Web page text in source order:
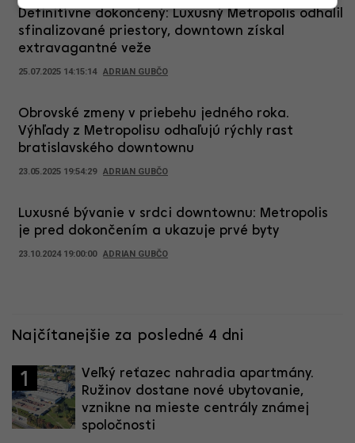
Definitívne dokončený: Luxusný Metropolis odhalil
sfinalizované priestory, downtown získal
extravagantné veže
25.07.2025 14:15:14 ADRIAN GUBČO
Obrovské zmeny v priebehu jedného roka.
Výhľady z Metropolisu odhaľujú rýchly rast
bratislavského downtownu
23.05.2025 19:54:29 ADRIAN GUBČO
Luxusné bývanie v srdci downtownu: Metropolis
je pred dokončením a ukazuje prvé byty
23.10.2024 19:00:00 ADRIAN GUBČO
Najčítanejšie za posledné 4 dni
1
Veľký reťazec nahradia apartmány.
Ružinov dostane nové ubytovanie,
vznikne na mieste centrály známej
spoločnosti